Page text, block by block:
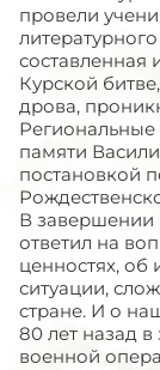
провели
составленная
Курской
дрова,
Региональные
памяти
постановкой
В завершении
ответил на
ценностях, об
ситуации,
стране. И о
80 лет назад
военной